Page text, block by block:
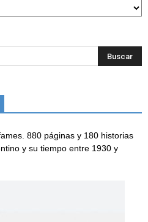
880 páginas y 180 historias
y su tiempo entre 1930 y